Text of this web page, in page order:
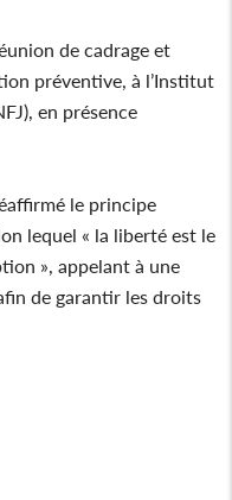
de cadrage et
préventive, à l’Institut
en présence
le principe
lequel « la liberté est le
», appelant à une
de garantir les droits